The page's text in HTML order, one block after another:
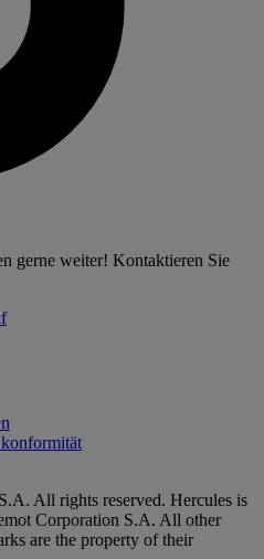
gerne weiter! Kontaktieren Sie
All rights reserved. Hercules is
Corporation S.A. All other
are the property of their